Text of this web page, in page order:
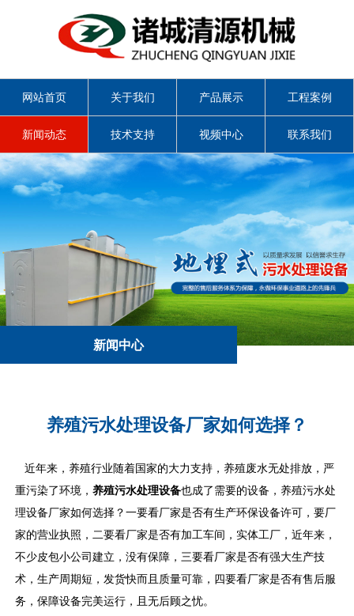
网站首页 关于我们 产品展示 工程案例
新闻动态 技术支持 视频中心 联系我们
新闻中心
养殖污水处理设备厂家如何选择？
近年来，养殖行业随着国家的大力支持，养殖废水无处排放，严
重污染了环境，养殖污水处理设备也成了需要的设备，养殖污水处
理设备厂家如何选择？一要看厂家是否有生产环保设备许可，要厂
家的营业执照，二要看厂家是否有加工车间，实体工厂，近年来，
不少皮包小公司建立，没有保障，三要看厂家是否有强大生产技
术，生产周期短，发货快而且质量可靠，四要看厂家是否有售后服
务，保障设备完美运行，且无后顾之忧。